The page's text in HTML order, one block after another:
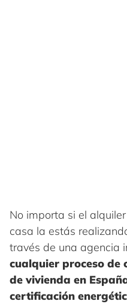
No importa si el
casa la estás
través de una agencia
cualquier proceso de
de vivienda en
certificación